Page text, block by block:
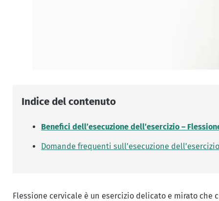
Indice del contenuto
Benefici dell’esecuzione dell’esercizio –
Domande frequenti sull’esecuzione
Flessione cervicale è un esercizio delicato e mirato